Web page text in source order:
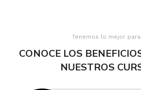
Tenemos lo mejor
CONOCE LOS
NUESTROS